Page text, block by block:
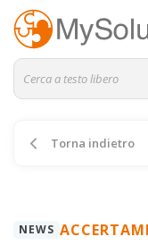
Torna indietro
NEWS